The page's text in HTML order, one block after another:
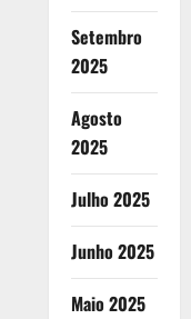
Setembro
2025
Agosto
2025
Julho 2025
Junho 2025
Maio 2025